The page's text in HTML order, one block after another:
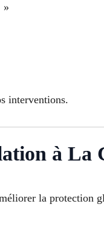
»
interventions.
à La
la protection